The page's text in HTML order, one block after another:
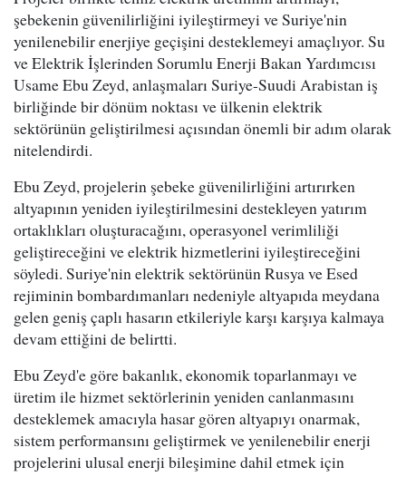
şebekenin güvenilirliğini iyileştirmeyi ve Suriye'nin
yenilenebilir enerjiye geçişini desteklemeyi amaçlıyor. Su
ve Elektrik İşlerinden Sorumlu Enerji Bakan Yardımcısı
Usame Ebu Zeyd, anlaşmaları Suriye-Suudi Arabistan iş
birliğinde bir dönüm noktası ve ülkenin elektrik
sektörünün geliştirilmesi açısından önemli bir adım olarak
nitelendirdi.
Ebu Zeyd, projelerin şebeke güvenilirliğini artırırken
altyapının yeniden iyileştirilmesini destekleyen yatırım
ortaklıkları oluşturacağını, operasyonel verimliliği
geliştireceğini ve elektrik hizmetlerini iyileştireceğini
söyledi. Suriye'nin elektrik sektörünün Rusya ve Esed
rejiminin bombardımanları nedeniyle altyapıda meydana
gelen geniş çaplı hasarın etkileriyle karşı karşıya kalmaya
devam ettiğini de belirtti.
Ebu Zeyd'e göre bakanlık, ekonomik toparlanmayı ve
üretim ile hizmet sektörlerinin yeniden canlanmasını
desteklemek amacıyla hasar gören altyapıyı onarmak,
sistem performansını geliştirmek ve yenilenebilir enerji
projelerini ulusal enerji bileşimine dahil etmek için